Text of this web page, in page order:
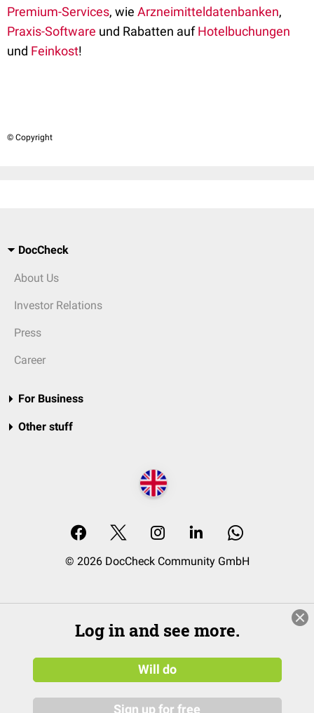
Premium-Services, wie Arzneimitteldatenbanken,
Praxis-Software und Rabatten aufHotelbuchungen
und Feinkost!
© Copyright
DocCheck
About Us
Investor Relations
Press
Career
For Business
Other stuff
© 2026 DocCheck Community GmbH
Log in and see more.
Will do
Sign up for free